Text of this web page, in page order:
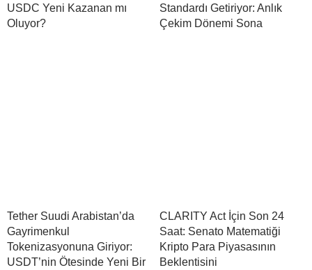
USDC Yeni Kazanan mı
Oluyor?
Standardı Getiriyor: Anlık
Çekim Dönemi Sona
Tether Suudi Arabistan’da
Gayrimenkul
Tokenizasyonuna Giriyor:
USDT’nin Ötesinde Yeni Bir
CLARITY Act İçin Son 24
Saat: Senato Matematiği
Kripto Para Piyasasının
Beklentisini